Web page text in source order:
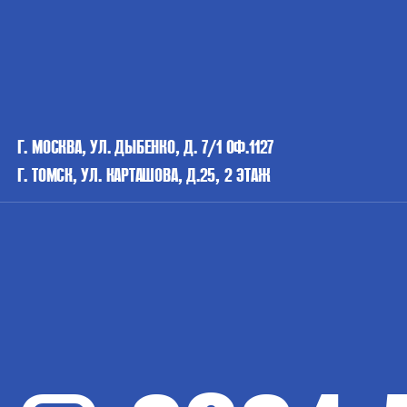
Г. МОСКВА, УЛ. ДЫБЕНКО, Д. 7/1 ОФ.1127
Г. ТОМСК, УЛ. КАРТАШОВА, Д.25, 2 ЭТАЖ